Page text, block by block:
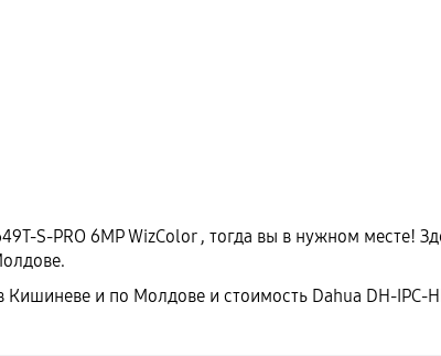
S-PRO 6MP WizColor , тогда вы в нужном месте!
и по Молдове и стоимость Dahua DH-IPC-